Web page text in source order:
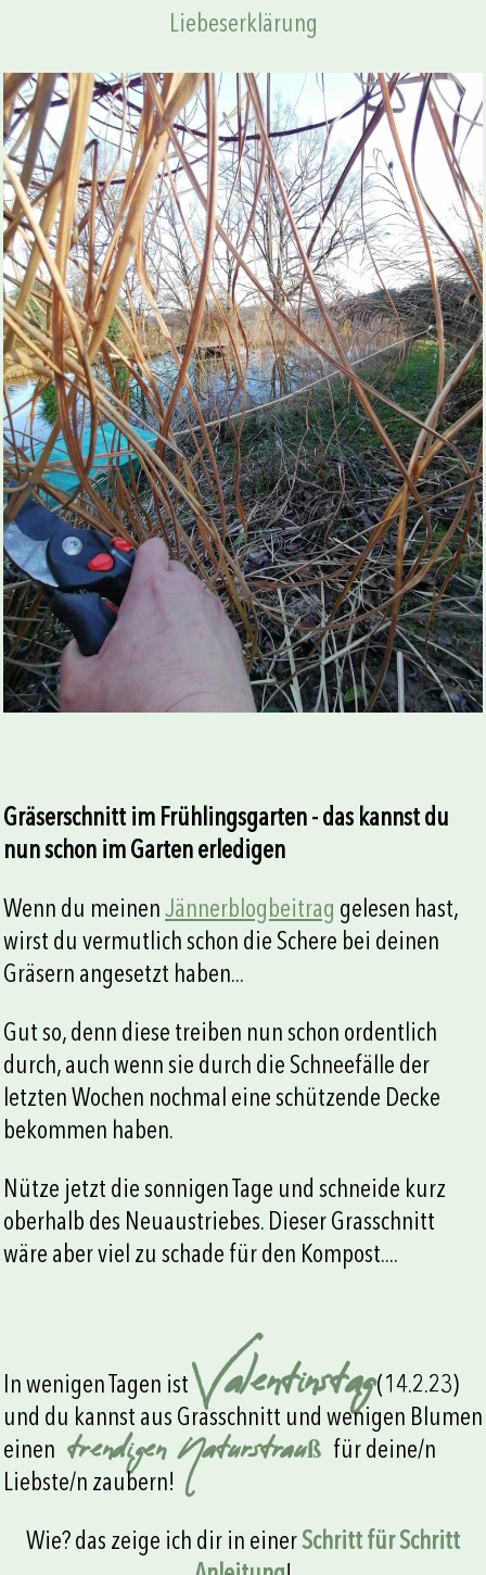
Liebeserklärung
Gräserschnitt im Frühlingsgarten - das kannst du
nun schon im Garten erledigen
Wenn du meinen Jännerblogbeitrag gelesen hast,
wirst du vermutlich schon die Schere bei deinen
Gräsern angesetzt haben...
Gut so, denn diese treiben nun schon ordentlich
durch, auch wenn sie durch die Schneefälle der
letzten Wochen nochmal eine schützende Decke
bekommen haben.
Nütze jetzt die sonnigen Tage und schneide kurz
oberhalb des Neuaustriebes. Dieser Grasschnitt
wäre aber viel zu schade für den Kompost....
In wenigen Tagen ist Valentinstag(14.2.23)
und du kannst aus Grasschnitt und wenigen Blumen
einen trendigen Naturstrauß für deine/n
Liebste/n zaubern!
Wie? das zeige ich dir in einerSchritt für Schritt